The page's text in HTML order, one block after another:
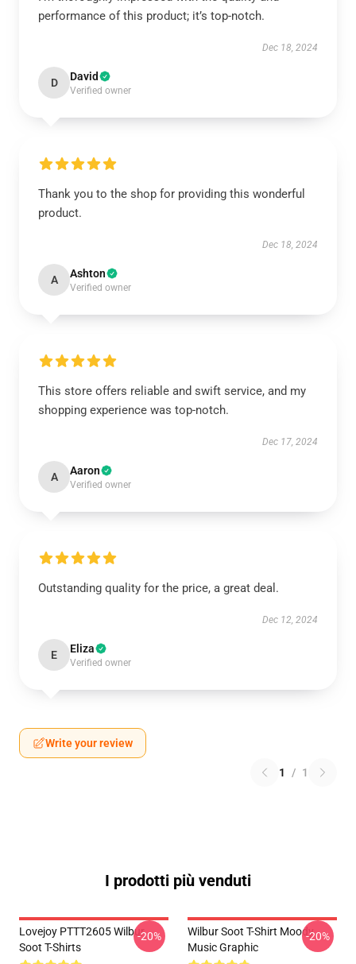
performance of this product; it’s top-notch.
Dec 18, 2024
D David
Verified owner
Thank you to the shop for providing this wonderful
product.
Dec 18, 2024
A Ashton
Verified owner
This store offers reliable and swift service, and my
shopping experience was top-notch.
Dec 17, 2024
A Aaron
Verified owner
Outstanding quality for the price, a great deal.
Dec 12, 2024
E Eliza
Verified owner
Write your review
1 / 1
I prodotti più venduti
Lovejoy PTTT2605 Wilbur
Soot T-Shirts
-20%
Wilbur Soot T-Shirt Moody
Music Graphic
-20%